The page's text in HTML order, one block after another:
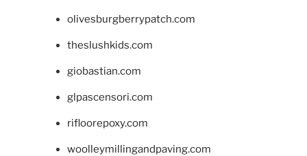
olivesburgberrypatch.com
theslushkids.com
giobastian.com
glpascensori.com
rifloorepoxy.com
woolleymillingandpaving.com